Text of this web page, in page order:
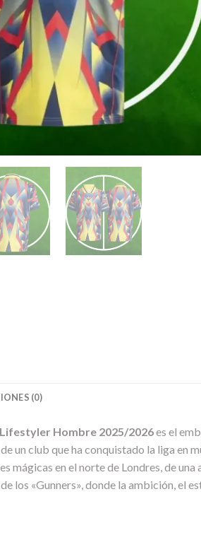
(0)
Hombre 2025/2026es el
un club que ha conquistado la liga en
mágicas en el norte de Londres, de
los «Gunners», donde la ambición, el